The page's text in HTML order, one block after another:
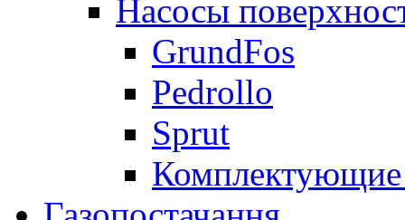
Насосы
GrundFos
Pedrollo
Sprut
Комплектующие